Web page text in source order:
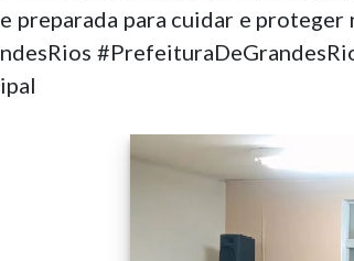
e preparada para cuidar e
ndesRios
ipal